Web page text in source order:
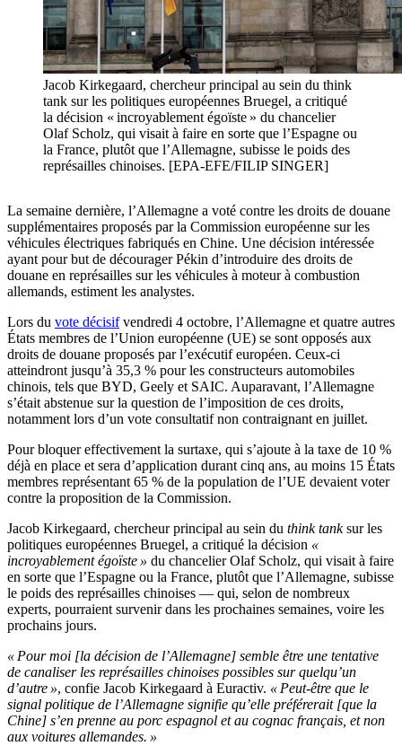
Jacob Kirkegaard, chercheur principal au sein du think
tank sur les politiques européennes Bruegel, a critiqué
la décision « incroyablement égoïste » du chancelier
Olaf Scholz, qui visait à faire en sorte que l’Espagne ou
la France, plutôt que l’Allemagne, subisse le poids des
représailles chinoises. [EPA-EFE/FILIP SINGER]
La semaine dernière, l’Allemagne a voté contre les droits de douane
supplémentaires proposés par la Commission européenne sur les
véhicules électriques fabriqués en Chine. Une décision intéressée
ayant pour but de décourager Pékin d’introduire des droits de
douane en représailles sur les véhicules à moteur à combustion
allemands, estiment les analystes.
Lors du vote décisifvendredi 4 octobre, l’Allemagne et quatre autres
États membres de l’Union européenne (UE) se sont opposés aux
droits de douane proposés par l’exécutif européen. Ceux-ci
atteindront jusqu’à 35,3 % pour les constructeurs automobiles
chinois, tels que BYD, Geely et SAIC. Auparavant, l’Allemagne
s’était abstenue sur la question de l’imposition de ces droits,
notamment lors d’un vote consultatif non contraignant en juillet.
Pour bloquer effectivement la surtaxe, qui s’ajoute à la taxe de 10 %
déjà en place et sera d’application durant cinq ans, au moins 15 États
membres représentant 65 % de la population de l’UE devaient voter
contre la proposition de la Commission.
Jacob Kirkegaard, chercheur principal au sein du think tanksur les
politiques européennes Bruegel, a critiqué la décision «
incroyablement égoïste » du chancelier Olaf Scholz, qui visait à faire
en sorte que l’Espagne ou la France, plutôt que l’Allemagne, subisse
le poids des représailles chinoises — qui, selon de nombreux
experts, pourraient survenir dans les prochaines semaines, voire les
prochains jours.
« Pour moi [la décision de l’Allemagne] semble être une tentative
de canaliser les représailles chinoises possibles sur quelqu’un
d’autre », confie Jacob Kirkegaard à Euractiv. « Peut-être que le
signal politique de l’Allemagne signifie qu’elle préférerait [que la
Chine] s’en prenne au porc espagnol et au cognac français, et non
aux voitures allemandes. »